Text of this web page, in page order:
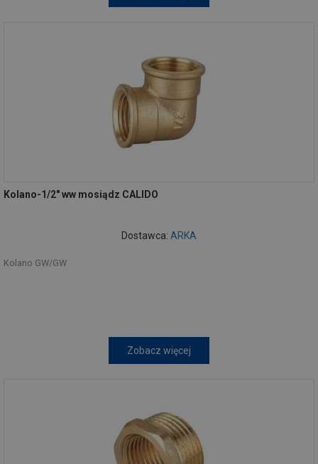
Kolano-1/2" ww mosiądz CALIDO
Dostawca: ARKA
Kolano GW/GW
Zobacz więcej